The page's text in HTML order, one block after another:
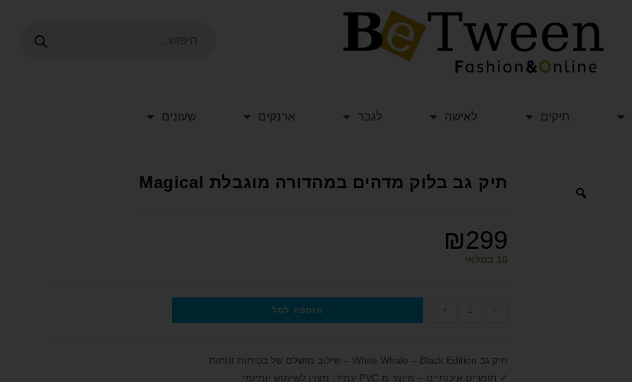
תיקים לאישה לגבר ארנקים שעונים
תיק גב בלוק מדהים במהדורה מוגבלת Magical
₪299
10 במלאי
-
+ הוספה לסל
תיק גב White Whale – Black Edition – שילוב מושלם של בטיחות ונוחות
✓ חומרים איכותיים – מיוצר מ PVC עמיד, מצוין לשימוש יומיומי